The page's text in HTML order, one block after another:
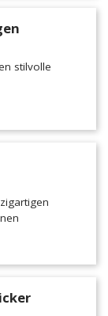
stilvolle